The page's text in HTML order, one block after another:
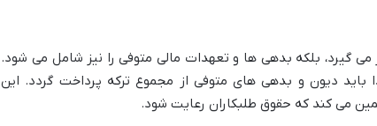
می گیرد، بلکه بدهی ها و تعهدات مالی متوفی را نیز شامل می شود.
باید دیون و بدهی های متوفی از مجموع ترکه پرداخت گردد. این
می کند که حقوق طلبکاران رعایت شود.